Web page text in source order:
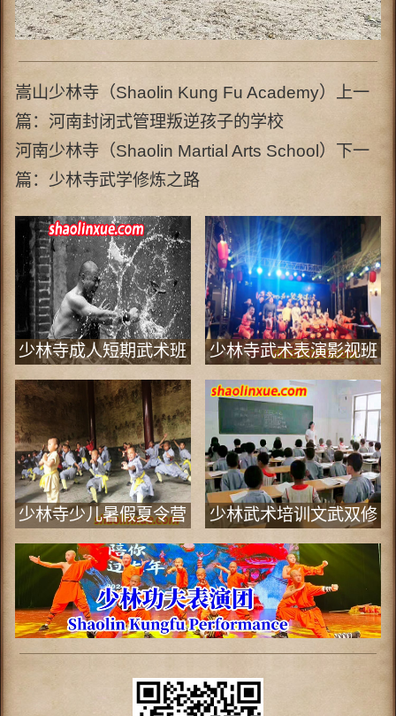
嵩山少林寺（Shaolin Kung Fu Academy）上一
篇： 河南封闭式管理叛逆孩子的学校
河南少林寺（Shaolin Martial Arts School）下一
篇： 少林寺武学修炼之路
少林寺成人短期武术班 少林寺武术表演影视班
少林寺少儿暑假夏令营
少林武术培训文武双修
班